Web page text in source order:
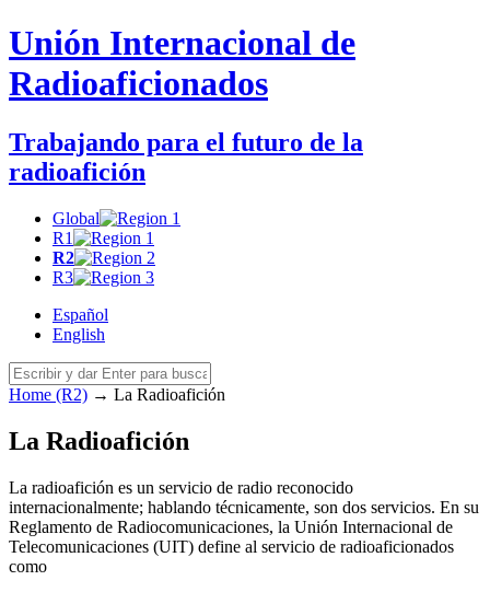
Unión Internacional de
Radioaficionados
Trabajando para el futuro de la
radioafición
Global
R1
R2
R3
Español
English
Home (R2) → La Radioafición
La Radioafición
La radioafición es un servicio de radio reconocido
internacionalmente; hablando técnicamente, son dos servicios. En su
Reglamento de Radiocomunicaciones, la Unión Internacional de
Telecomunicaciones (UIT) define al servicio de radioaficionados
como